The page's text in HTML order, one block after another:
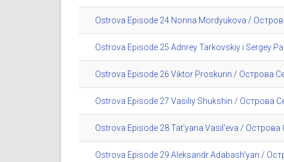
Ostrova Episode 24 Nonna Mordyukova /
Ostrova Episode 25 Adnrey Tarkovskiy i Sergey
Ostrova Episode 26 Viktor Proskurin / Острова
Ostrova Episode 27 Vasiliy Shukshin / Острова
Ostrova Episode 28 Tat'yana Vasil'eva / Острова
Ostrova Episode 29 Aleksandr Adabash'yan /